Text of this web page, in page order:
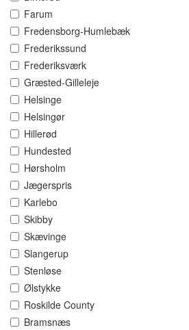
Farum
Fredensborg-Humlebæk
Frederikssund
Frederiksværk
Græsted-Gilleleje
Helsinge
Helsingør
Hillerød
Hundested
Hørsholm
Jægerspris
Karlebo
Skibby
Skævinge
Slangerup
Stenløse
Ølstykke
Roskilde County
Bramsnæs